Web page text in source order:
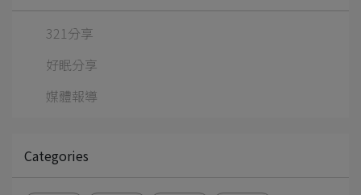
321分享
好眠分享
媒體報導
Categories